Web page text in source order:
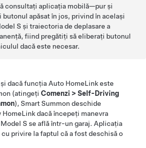
consultați aplicația mobilă—pur și
apăsat în jos, privind în același
S și traiectoria de deplasare a
fiind pregătiți să eliberați butonul
dacă este necesar.
dacă funcția Auto HomeLink este
(atingeți Comenzi > Self-Driving
), Smart Summon deschide
dacă începeți manevra
Model S se află într-un garaj. Aplicația
privire la faptul că a fost deschisă o